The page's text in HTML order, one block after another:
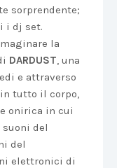
sorprendente;
i dj set.
la
DARDUST, una
e attraverso
tutto il corpo,
onirica in cui
del
del
elettronici di